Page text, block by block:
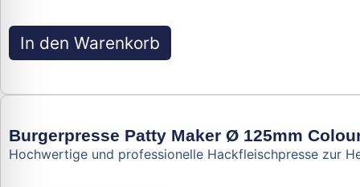
In den Warenkorb
Burgerpresse Patty Maker Ø 125mm
Hochwertige und professionelle Hackfleischpresse zur